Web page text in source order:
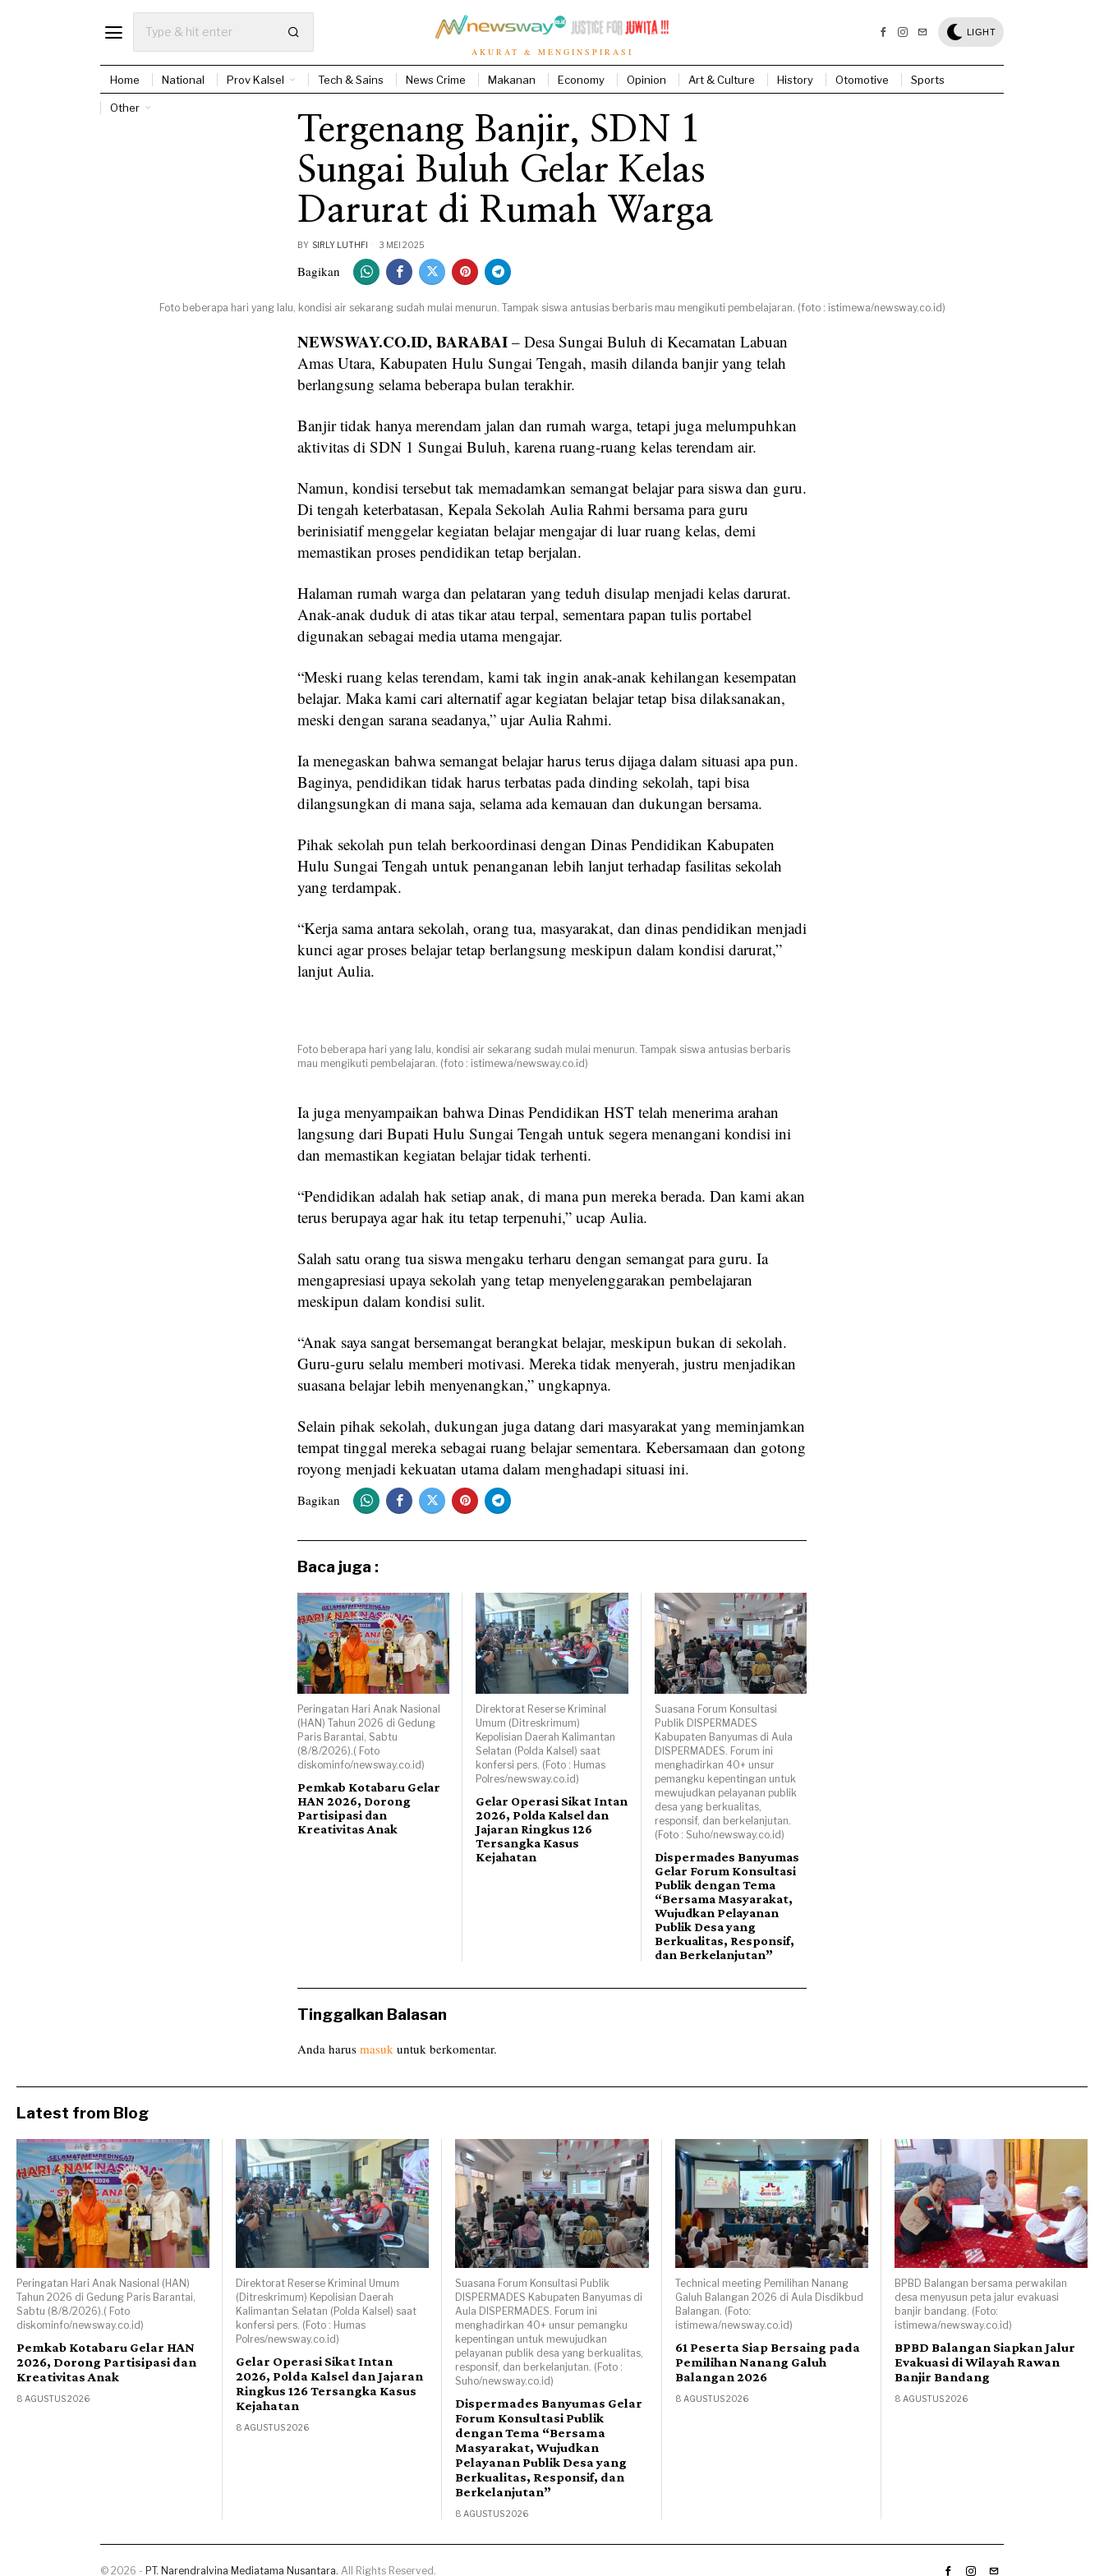
AKURAT & MENGINSPIRASI
LIGHT
Home National Prov Kalsel Tech & Sains News Crime Makanan Economy Opinion Art & Culture History Otomotive Sports
Other
Tergenang Banjir, SDN 1
Sungai Buluh Gelar Kelas
Darurat di Rumah Warga
BY SIRLY LUTHFI 3 MEI 2025
Bagikan
Foto beberapa hari yang lalu, kondisi air sekarang sudah mulai menurun. Tampak siswa antusias berbaris mau mengikuti pembelajaran. (foto : istimewa/newsway.co.id)
NEWSWAY.CO.ID, BARABAI – Desa Sungai Buluh di Kecamatan Labuan
Amas Utara, Kabupaten Hulu Sungai Tengah, masih dilanda banjir yang telah
berlangsung selama beberapa bulan terakhir.
Banjir tidak hanya merendam jalan dan rumah warga, tetapi juga melumpuhkan
aktivitas di SDN 1 Sungai Buluh, karena ruang-ruang kelas terendam air.
Namun, kondisi tersebut tak memadamkan semangat belajar para siswa dan guru.
Di tengah keterbatasan, Kepala Sekolah Aulia Rahmi bersama para guru
berinisiatif menggelar kegiatan belajar mengajar di luar ruang kelas, demi
memastikan proses pendidikan tetap berjalan.
Halaman rumah warga dan pelataran yang teduh disulap menjadi kelas darurat.
Anak-anak duduk di atas tikar atau terpal, sementara papan tulis portabel
digunakan sebagai media utama mengajar.
“Meski ruang kelas terendam, kami tak ingin anak-anak kehilangan kesempatan
belajar. Maka kami cari alternatif agar kegiatan belajar tetap bisa dilaksanakan,
meski dengan sarana seadanya,” ujar Aulia Rahmi.
Ia menegaskan bahwa semangat belajar harus terus dijaga dalam situasi apa pun.
Baginya, pendidikan tidak harus terbatas pada dinding sekolah, tapi bisa
dilangsungkan di mana saja, selama ada kemauan dan dukungan bersama.
Pihak sekolah pun telah berkoordinasi dengan Dinas Pendidikan Kabupaten
Hulu Sungai Tengah untuk penanganan lebih lanjut terhadap fasilitas sekolah
yang terdampak.
“Kerja sama antara sekolah, orang tua, masyarakat, dan dinas pendidikan menjadi
kunci agar proses belajar tetap berlangsung meskipun dalam kondisi darurat,”
lanjut Aulia.
Foto beberapa hari yang lalu, kondisi air sekarang sudah mulai menurun. Tampak siswa antusias berbaris
mau mengikuti pembelajaran. (foto : istimewa/newsway.co.id)
Ia juga menyampaikan bahwa Dinas Pendidikan HST telah menerima arahan
langsung dari Bupati Hulu Sungai Tengah untuk segera menangani kondisi ini
dan memastikan kegiatan belajar tidak terhenti.
“Pendidikan adalah hak setiap anak, di mana pun mereka berada. Dan kami akan
terus berupaya agar hak itu tetap terpenuhi,” ucap Aulia.
Salah satu orang tua siswa mengaku terharu dengan semangat para guru. Ia
mengapresiasi upaya sekolah yang tetap menyelenggarakan pembelajaran
meskipun dalam kondisi sulit.
“Anak saya sangat bersemangat berangkat belajar, meskipun bukan di sekolah.
Guru-guru selalu memberi motivasi. Mereka tidak menyerah, justru menjadikan
suasana belajar lebih menyenangkan,” ungkapnya.
Selain pihak sekolah, dukungan juga datang dari masyarakat yang meminjamkan
tempat tinggal mereka sebagai ruang belajar sementara. Kebersamaan dan gotong
royong menjadi kekuatan utama dalam menghadapi situasi ini.
Bagikan
Baca juga :
Peringatan Hari Anak Nasional
(HAN) Tahun 2026 di Gedung
Paris Barantai, Sabtu
(8/8/2026).( Foto
diskominfo/newsway.co.id)
Pemkab Kotabaru Gelar
HAN 2026, Dorong
Partisipasi dan
Kreativitas Anak
Direktorat Reserse Kriminal
Umum (Ditreskrimum)
Kepolisian Daerah Kalimantan
Selatan (Polda Kalsel) saat
konfersi pers. (Foto : Humas
Polres/newsway.co.id)
Gelar Operasi Sikat Intan
2026, Polda Kalsel dan
Jajaran Ringkus 126
Tersangka Kasus
Kejahatan
Suasana Forum Konsultasi
Publik DISPERMADES
Kabupaten Banyumas di Aula
DISPERMADES. Forum ini
menghadirkan 40+ unsur
pemangku kepentingan untuk
mewujudkan pelayanan publik
desa yang berkualitas,
responsif, dan berkelanjutan.
(Foto : Suho/newsway.co.id)
Dispermades Banyumas
Gelar Forum Konsultasi
Publik dengan Tema
“Bersama Masyarakat,
Wujudkan Pelayanan
Publik Desa yang
Berkualitas, Responsif,
dan Berkelanjutan”
Tinggalkan Balasan
Anda harus masuk untuk berkomentar.
Latest from Blog
Peringatan Hari Anak Nasional (HAN)
Tahun 2026 di Gedung Paris Barantai,
Sabtu (8/8/2026).( Foto
diskominfo/newsway.co.id)
Pemkab Kotabaru Gelar HAN
2026, Dorong Partisipasi dan
Kreativitas Anak
8 AGUSTUS 2026
Direktorat Reserse Kriminal Umum
(Ditreskrimum) Kepolisian Daerah
Kalimantan Selatan (Polda Kalsel) saat
konfersi pers. (Foto : Humas
Polres/newsway.co.id)
Gelar Operasi Sikat Intan
2026, Polda Kalsel dan Jajaran
Ringkus 126 Tersangka Kasus
Kejahatan
8 AGUSTUS 2026
Suasana Forum Konsultasi Publik
DISPERMADES Kabupaten Banyumas di
Aula DISPERMADES. Forum ini
menghadirkan 40+ unsur pemangku
kepentingan untuk mewujudkan
pelayanan publik desa yang berkualitas,
responsif, dan berkelanjutan. (Foto :
Suho/newsway.co.id)
Dispermades Banyumas Gelar
Forum Konsultasi Publik
dengan Tema “Bersama
Masyarakat, Wujudkan
Pelayanan Publik Desa yang
Berkualitas, Responsif, dan
Berkelanjutan”
8 AGUSTUS 2026
Technical meeting Pemilihan Nanang
Galuh Balangan 2026 di Aula Disdikbud
Balangan. (Foto:
istimewa/newsway.co.id)
61 Peserta Siap Bersaing pada
Pemilihan Nanang Galuh
Balangan 2026
8 AGUSTUS 2026
BPBD Balangan bersama perwakilan
desa menyusun peta jalur evakuasi
banjir bandang. (Foto:
istimewa/newsway.co.id)
BPBD Balangan Siapkan Jalur
Evakuasi di Wilayah Rawan
Banjir Bandang
8 AGUSTUS 2026
© 2026 - PT. Narendralvina Mediatama Nusantara. All Rights Reserved.